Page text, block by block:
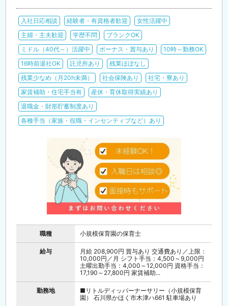
入社日応相談 経験者・有資格者歓迎
女性活躍中
主婦・主夫歓迎
学歴不問
ブランクOK
ミドル（40代～）活躍中
ボーナス・賞与あり
10時～勤務OK
16時前退社OK
託児所あり
残業ほぼなし
残業少なめ（月20h未満）
社会保険あり
社宅・寮あり
家賃補助・住宅手当有
産休・育休取得実績あり
退職金・財形貯蓄制度あり
各種手当（家族・役職・インセンティブなど）あり
職種 小規模保育園の保育士
給与
月給 208,900円 賞与あり 交通費あり／上限：
10,000円／月 シフト手当：4,500～9,000円
土曜出勤手当：4,000～12,000円 資格手当：
17,190～27,800円 家賃補助...
勤務地
■リトルディッパーナーサリー（小規模保育
園） 石川県かほく市木津ハ661 駐車場あり